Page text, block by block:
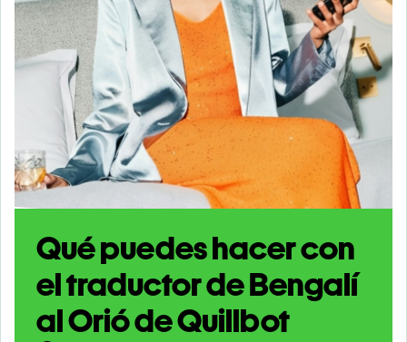
Qué puedes hacer con
el traductor de Bengalí
al Orió de Quillbot